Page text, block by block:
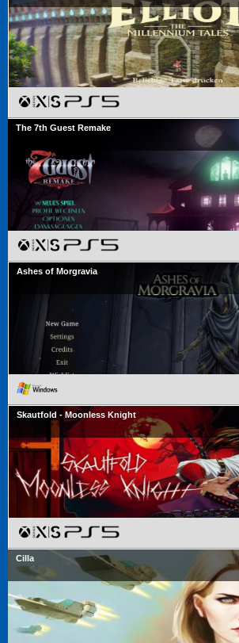
The 7th Guest Remake
Ashes of Morgravia
Skautfold - Moonless Knight
Cilla